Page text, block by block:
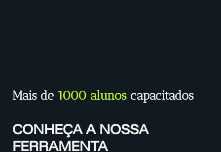
Mais de 1000 alunos capacitados
CONHEÇA A NOSSA
FERRAMENTA